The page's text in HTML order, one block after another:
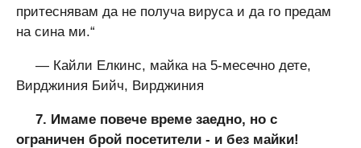
притеснявам да не получа вируса и да го предам
на сина ми.“
— Кайли Елкинс, майка на 5-месечно дете,
Вирджиния Бийч, Вирджиния
7. Имаме повече време заедно, но с
ограничен брой посетители - и без майки!